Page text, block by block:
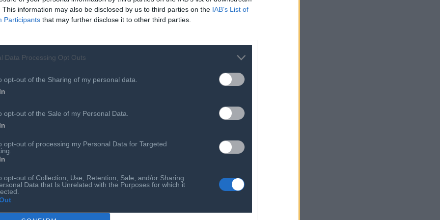
This information may also be disclosed by us to third parties on the IAB’s List of
Participants that may further disclose it to other third parties.
Data Processing Opt Outs
opt-out of the Sharing of my personal data.
opt-out of the Sale of my Personal Data.
opt-out of processing my Personal Data for Targeted
opt-out of Collection, Use, Retention, Sale, and/or Sharing
Data that Is Unrelated with the Purposes for which it
των παρόχων στην ανάπτυξη της πέμπτης γενιάς
350.000 νέες άμεσες θέσεις εργασίες στον
Άλλες 850.000 θέσεις εργασίας αναμένεται να
και σχετικούς με τον τομέα των υποδομών τομείς.
η κατασκευή των απαραίτητων υποδομών θα μπορούσε να
επταετίας, στη δημιουργία άλλων 2,2 εκατ. νέων θέσεων
“χρυσή ευκαιρία” για την αμερικανική οικονομία. Τα
γενιάς 5G, θα έχουν οφέλη και σε επίπεδο τοπικών
θα στηρίζονται στα υπερ-ταχύτατα δίκτυα επόμενης
των οχημάτων στις πόλεις ή τα “ευφυή” συστήματα
επιπλέον οικονομική οφέλη για τις τοπικές κοινωνίες.